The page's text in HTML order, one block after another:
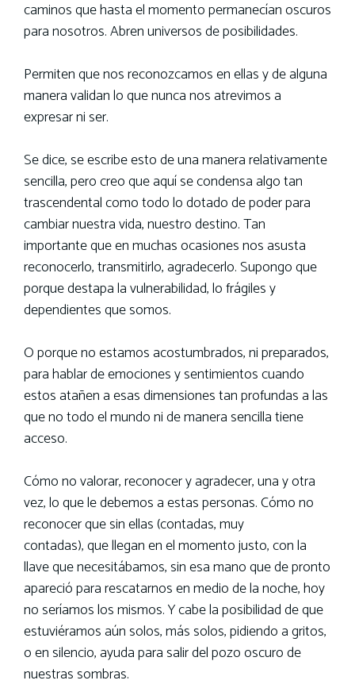
caminos que hasta el momento permanecían oscuros
para nosotros. Abren universos de posibilidades.
Permiten que nos reconozcamos en ellas y de alguna
manera validan lo que nunca nos atrevimos a
expresar ni ser.
Se dice, se escribe esto de una manera relativamente
sencilla, pero creo que aquí se condensa algo tan
trascendental como todo lo dotado de poder para
cambiar nuestra vida, nuestro destino. Tan
importante que en muchas ocasiones nos asusta
reconocerlo, transmitirlo, agradecerlo. Supongo que
porque destapa la vulnerabilidad, lo frágiles y
dependientes que somos.
O porque no estamos acostumbrados, ni preparados,
para hablar de emociones y sentimientos cuando
estos atañen a esas dimensiones tan profundas a las
que no todo el mundo ni de manera sencilla tiene
acceso.
Cómo no valorar, reconocer y agradecer, una y otra
vez, lo que le debemos a estas personas. Cómo no
reconocer que sin ellas (contadas, muy
contadas), que llegan en el momento justo, con la
llave que necesitábamos, sin esa mano que de pronto
apareció para rescatarnos en medio de la noche, hoy
no seríamos los mismos. Y cabe la posibilidad de que
estuviéramos aún solos, más solos, pidiendo a gritos,
o en silencio, ayuda para salir del pozo oscuro de
nuestras sombras.